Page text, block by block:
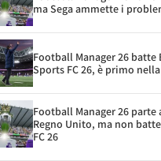
ma Sega ammette i
Football Manager 26 batte
Sports FC 26, è primo
Football Manager 26 parte
Regno Unito, ma non
FC 26